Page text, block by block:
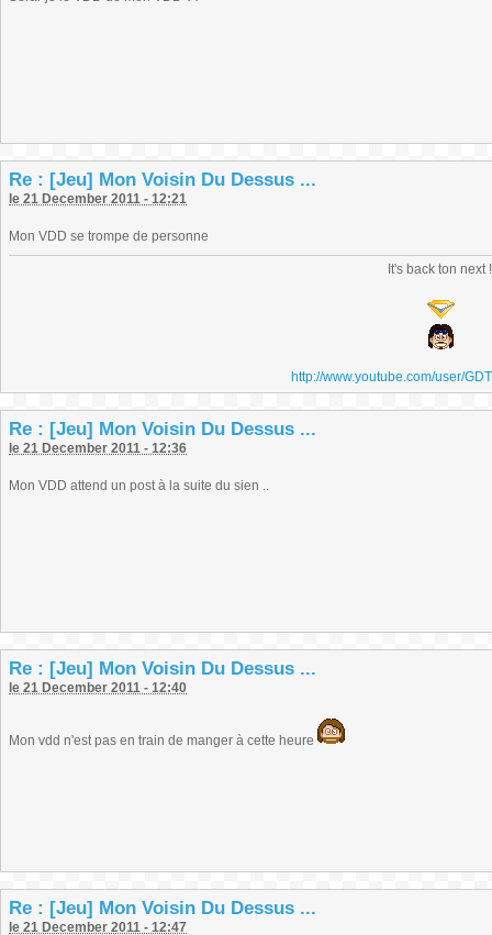
Re : [Jeu] Mon Voisin Du Dessus ...
le 21 December 2011 - 12:21
Mon VDD se trompe de personne
It's back ton next !
http://www.youtube.com/user/
Re : [Jeu] Mon Voisin Du Dessus ...
le 21 December 2011 - 12:36
Mon VDD attend un post à la suite du sien ..
Re : [Jeu] Mon Voisin Du Dessus ...
le 21 December 2011 - 12:40
Mon vdd n'est pas en train de manger à cette heure
Re : [Jeu] Mon Voisin Du Dessus ...
le 21 December 2011 - 12:47